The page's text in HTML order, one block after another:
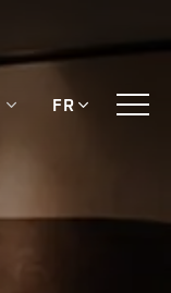
FR